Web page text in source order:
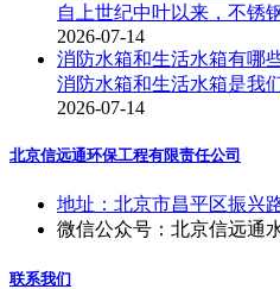
自上世纪中叶以来，不锈
2026-07-14
消防水箱和生活水箱有哪
消防水箱和生活水箱是我
2026-07-14
北京信远通环保工程有限责任公司
地址：北京市昌平区振兴
微信公众号：北京信远通
联系我们